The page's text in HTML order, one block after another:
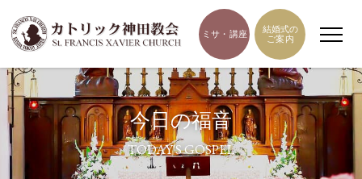
ミサ・講座
結婚式の
ご案内
今日の福音
TODAY'S GOSPEL